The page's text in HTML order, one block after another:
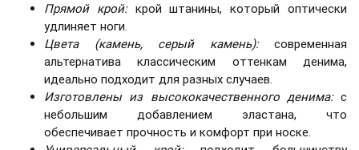
Прямой крой:крой штанины, который оптически
удлиняет ноги.
Цвета (камень, серый камень):современная
альтернатива классическим оттенкам денима,
идеально подходит для разных случаев.
Изготовлены из высококачественного денима:с
небольшим добавлением эластана, что
обеспечивает прочность и комфорт при носке.